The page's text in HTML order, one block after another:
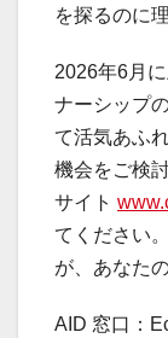
を探るのに
2026年6月
ナーシップ
て活気あふ
機会をご検
サイト
てください
が、あなた
AID 窓口：